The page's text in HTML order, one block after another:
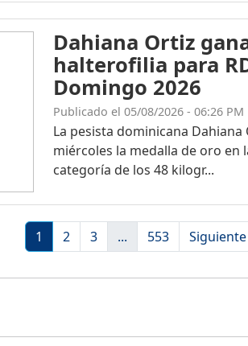
Dahiana Ortiz
halterofilia para
Domingo 2026
Publicado el 05/08/2026 - 06:26 PM
La pesista dominicana
miércoles la medalla de oro en
categoría de los 48 kilogr...
1 2 3 ... 553 Siguiente